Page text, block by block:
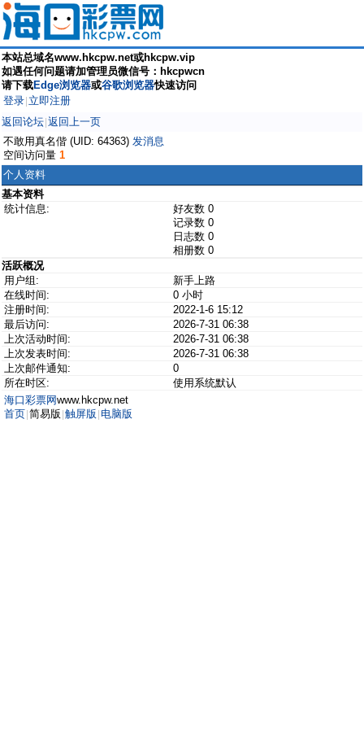
本站总域名www.hkcpw.net或hkcpw.vip
如遇任何问题请加管理员微信号：hkcpwcn
请下载Edge浏览器或谷歌浏览器快速访问
登录 立即注册
返回论坛 返回上一页
不敢用真名偕 (UID: 64363) 发消息
空间访问量 1
个人资料
基本资料
统计信息:
好友数 0
记录数 0
日志数 0
相册数 0
活跃概况
用户组:
新手上路
在线时间:
0 小时
注册时间:
2022-1-6 15:12
最后访问:
2026-7-31 06:38
上次活动时间:
2026-7-31 06:38
上次发表时间:
2026-7-31 06:38
上次邮件通知:
0
所在时区:
使用系统默认
海口彩票网www.hkcpw.net
首页 简易版 触屏版 电脑版